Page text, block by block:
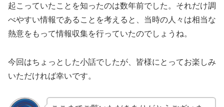
起こっていたことを知ったのは数年前でした。それだけ調
べやすい情報であることを考えると、当時の人々は相当な
熱意をもって情報収集を行っていたのでしょうね。
今回はちょっとした小話でしたが、皆様にとってお楽しみ
いただければ幸いです。